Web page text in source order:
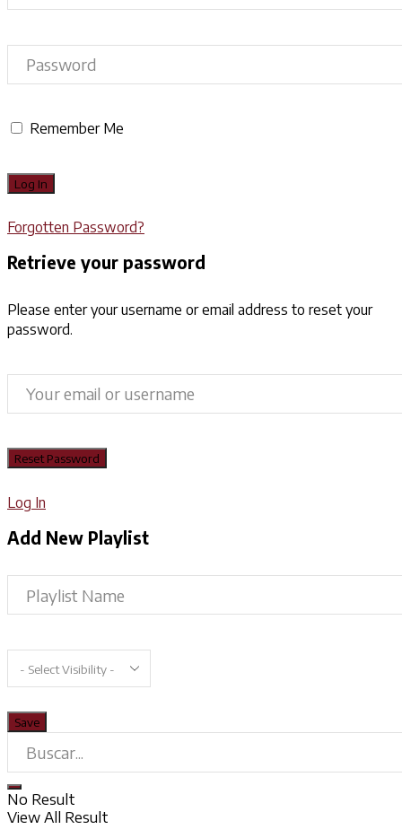
Remember Me
Forgotten Password?
Retrieve your password
Please enter your username or email address to reset your
password.
Log In
Add New Playlist
No Result
View All Result